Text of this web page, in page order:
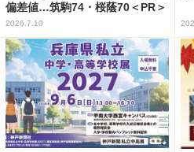
偏差値…筑駒74・桜蔭70＜PR＞
2026.7.10